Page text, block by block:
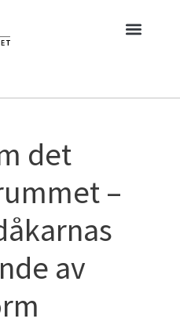
det
–
av